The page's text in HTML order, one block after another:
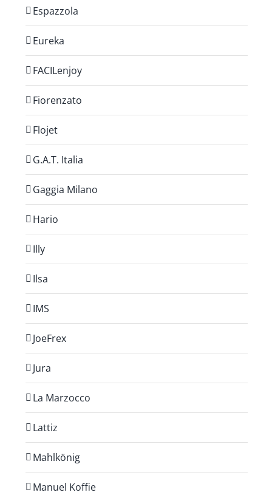
Espazzola
Eureka
FACILenjoy
Fiorenzato
Flojet
G.A.T. Italia
Gaggia Milano
Hario
Illy
Ilsa
IMS
JoeFrex
Jura
La Marzocco
Lattiz
Mahlkönig
Manuel Koffie